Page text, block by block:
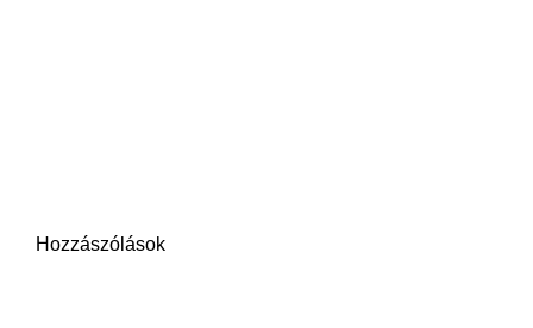
Hozzászólások